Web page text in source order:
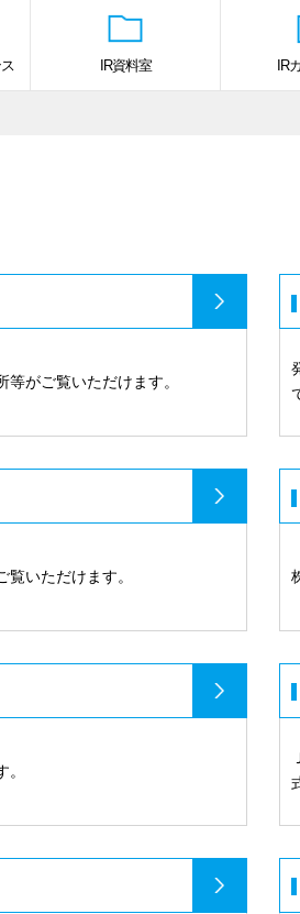
IR資料室 IR
がご覧いただけます。
いただけます。